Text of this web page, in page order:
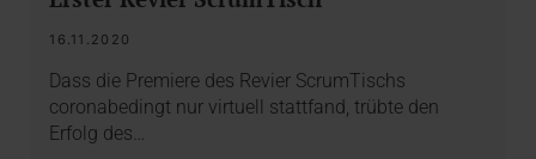
16.11.2020
Dass die Premiere des Revier ScrumTischs
coronabedingt nur virtuell stattfand, trübte den
Erfolg des…